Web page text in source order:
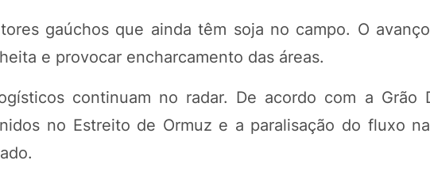
gaúchos que ainda têm soja no campo. O
e provocar encharcamento das áreas.
continuam no radar. De acordo com a Grão
no Estreito de Ormuz e a paralisação do fluxo